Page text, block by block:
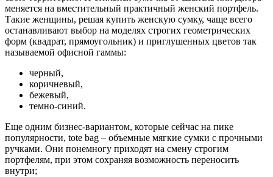
меняется на вместительный практичный женский портфель.
Такие женщины, решая купить женскую сумку, чаще всего
останавливают выбор на моделях строгих геометрических
форм (квадрат, прямоугольник) и приглушенных цветов так
называемой офисной гаммы:
черный,
коричневый,
бежевый,
темно-синий.
Еще одним бизнес-вариантом, которые сейчас на пике
популярности, tote bag – объемные мягкие сумки с прочными
ручками. Они понемногу приходят на смену строгим
портфелям, при этом сохраняя возможность переносить
внутри;